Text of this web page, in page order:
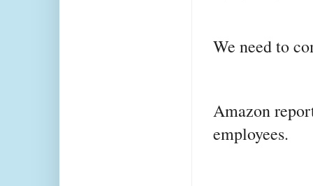
We need to
Amazon
employees.